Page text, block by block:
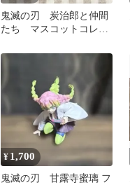
鬼滅の刃 炭治郎と仲間
たち マスコットコレク
内 甘露寺蜜璃
¥ 1,700
鬼滅の刃 甘露寺蜜璃 フ